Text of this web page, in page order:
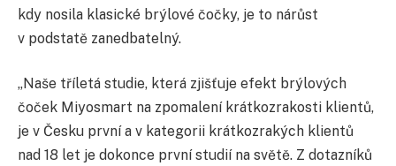
kdy nosila klasické brýlové čočky, je to nárůst
v podstatě zanedbatelný.
„Naše tříletá studie, která zjišťuje efekt brýlových
čoček Miyosmart na zpomalení krátkozrakosti klientů,
je v Česku první a v kategorii krátkozrakých klientů
nad 18 let je dokonce první studií na světě. Z dotazníků